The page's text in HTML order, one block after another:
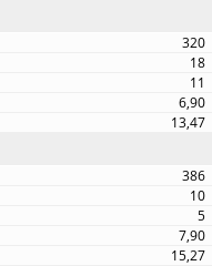
320
18
11
6,90
13,47
386
10
5
7,90
15,27